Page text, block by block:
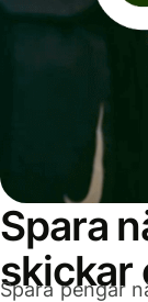
Spara
skickar
Spara pengar